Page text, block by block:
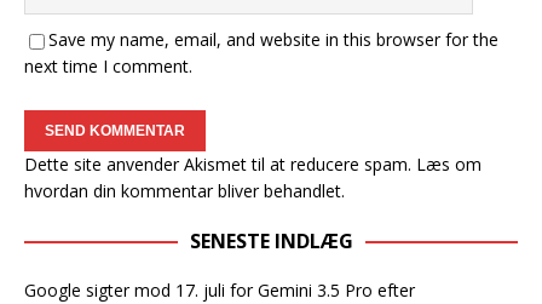
Save my name, email, and website in this browser for the
next time I comment.
Dette site anvender Akismet til at reducere spam. Læs om
hvordan din kommentar bliver behandlet.
SENESTE INDLÆG
Google sigter mod 17. juli for Gemini 3.5 Pro efter